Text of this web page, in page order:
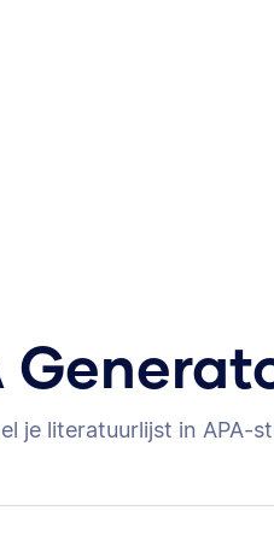
je literatuurlijst in APA-